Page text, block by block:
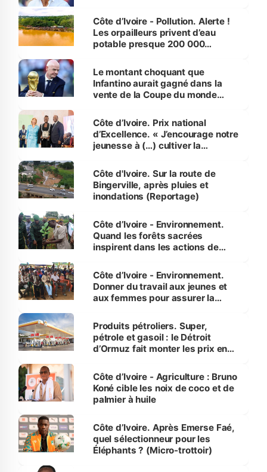
Côte d’Ivoire - Pollution. Alerte !
Les orpailleurs privent d’eau
potable presque 200 000
Le montant choquant que
Infantino aurait gagné dans la
vente de la Coupe du monde
Côte d’Ivoire. Prix national
d’Excellence. « J’encourage notre
jeunesse à (…) cultiver la
(Alassane Ouattara
Côte d'Ivoire. Sur la route de
Bingerville, après pluies et
inondations (Reportage)
Côte d’Ivoire - Environnement.
Quand les forêts sacrées
inspirent dans les actions de
Côte d’Ivoire - Environnement.
Donner du travail aux jeunes et
aux femmes pour assurer la
menacées
Produits pétroliers. Super,
pétrole et gasoil : le Détroit
d’Ormuz fait monter les prix en
Côte d’Ivoire - Agriculture : Bruno
Koné cible les noix de coco et de
palmier à huile
Côte d’Ivoire. Après Emerse Faé,
quel sélectionneur pour les
Éléphants ? (Micro-trottoir)